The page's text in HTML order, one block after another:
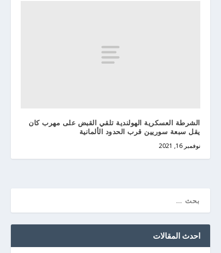
الشرطة العسكرية الهولندية تلقي القبض على مهرب كان
يقل سبعة سوريين قرب الحدود الألمانية
نوفمبر 16, 2021
احدث المقالات